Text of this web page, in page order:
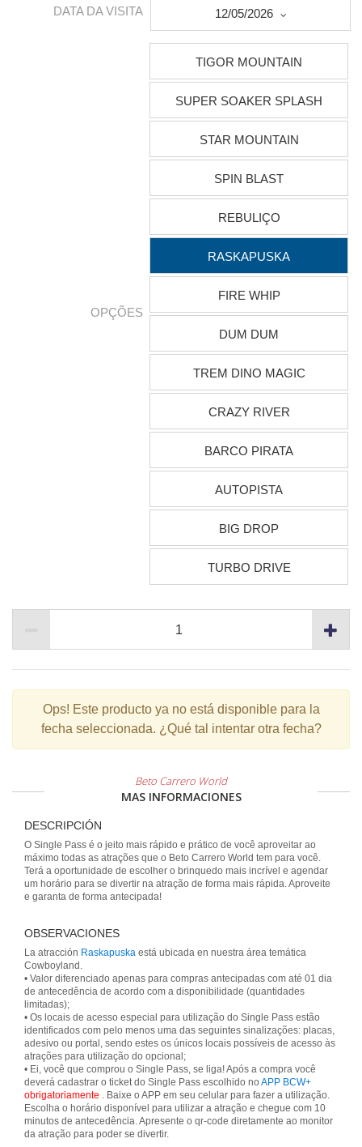
DATA DA VISITA 12/05/2026
OPÇÕES
TIGOR MOUNTAIN
SUPER SOAKER SPLASH
STAR MOUNTAIN
SPIN BLAST
REBULIÇO
RASKAPUSKA
FIRE WHIP
DUM DUM
TREM DINO MAGIC
CRAZY RIVER
BARCO PIRATA
AUTOPISTA
BIG DROP
TURBO DRIVE
Ops! Este producto ya no está disponible para la
fecha seleccionada. ¿Qué tal intentar otra fecha?
Beto Carrero World
MAS INFORMACIONES
DESCRIPCIÓN
O Single Pass é o jeito mais rápido e prático de você aproveitar ao
máximo todas as atrações que o Beto Carrero World tem para você.
Terá a oportunidade de escolher o brinquedo mais incrível e agendar
um horário para se divertir na atração de forma mais rápida. Aproveite
e garanta de forma antecipada!
OBSERVACIONES
La atracción Raskapuska está ubicada en nuestra área temática
Cowboyland.
• Valor diferenciado apenas para compras antecipadas com até 01 dia
de antecedência de acordo com a disponibilidade (quantidades
limitadas);
• Os locais de acesso especial para utilização do Single Pass estão
identificados com pelo menos uma das seguintes sinalizações: placas,
adesivo ou portal, sendo estes os únicos locais possíveis de acesso às
atrações para utilização do opcional;
• Ei, você que comprou o Single Pass, se liga! Após a compra você
deverá cadastrar o ticket do Single Pass escolhido no APP BCW+
obrigatoriamente . Baixe o APP em seu celular para fazer a utilização.
Escolha o horário disponível para utilizar a atração e chegue com 10
minutos de antecedência. Apresente o qr-code diretamente ao monitor
da atração para poder se divertir.